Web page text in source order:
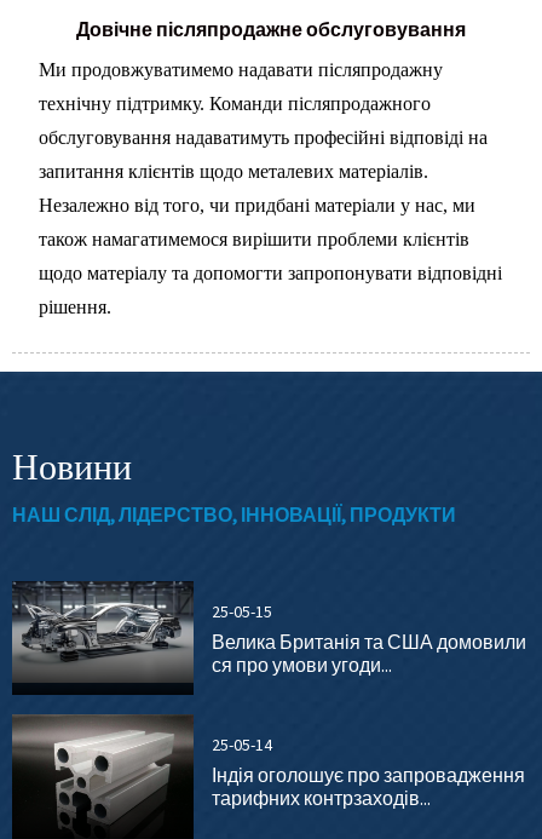
Довічне післяпродажне обслуговування
Ми продовжуватимемо надавати післяпродажну
технічну підтримку. Команди післяпродажного
обслуговування надаватимуть професійні відповіді на
запитання клієнтів щодо металевих матеріалів.
Незалежно від того, чи придбані матеріали у нас, ми
також намагатимемося вирішити проблеми клієнтів
щодо матеріалу та допомогти запропонувати відповідні
рішення.
Новини
НАШ СЛІД, ЛІДЕРСТВО, ІННОВАЦІЇ, ПРОДУКТИ
25-05-15
Велика Британія та США домовили
ся про умови угоди...
25-05-14
Індія оголошує про запровадження
тарифних контрзаходів...